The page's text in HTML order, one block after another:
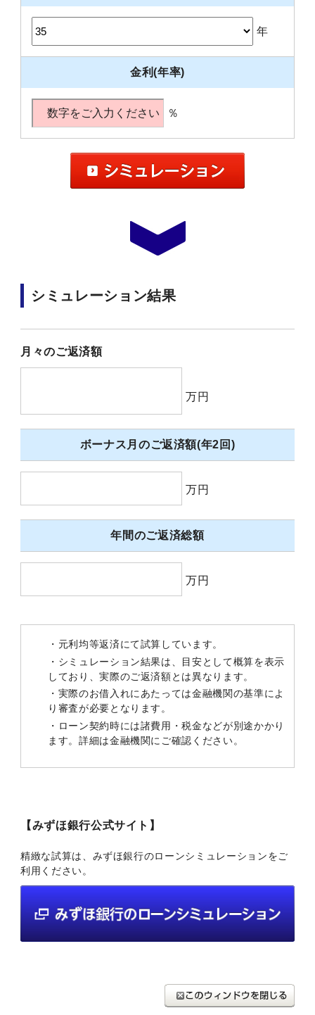
年
金利(年率)
％
シミュレーション結果
月々のご返済額
万円
ボーナス月のご返済額(年2回)
万円
年間のご返済総額
万円
・元利均等返済にて試算しています。
・シミュレーション結果は、目安として概算を表示
しており、実際のご返済額とは異なります。
・実際のお借入れにあたっては金融機関の基準によ
り審査が必要となります。
・ローン契約時には諸費用・税金などが別途かかり
ます。詳細は金融機関にご確認ください。
【みずほ銀行公式サイト】
精緻な試算は、みずほ銀行のローンシミュレーションをご
利用ください。